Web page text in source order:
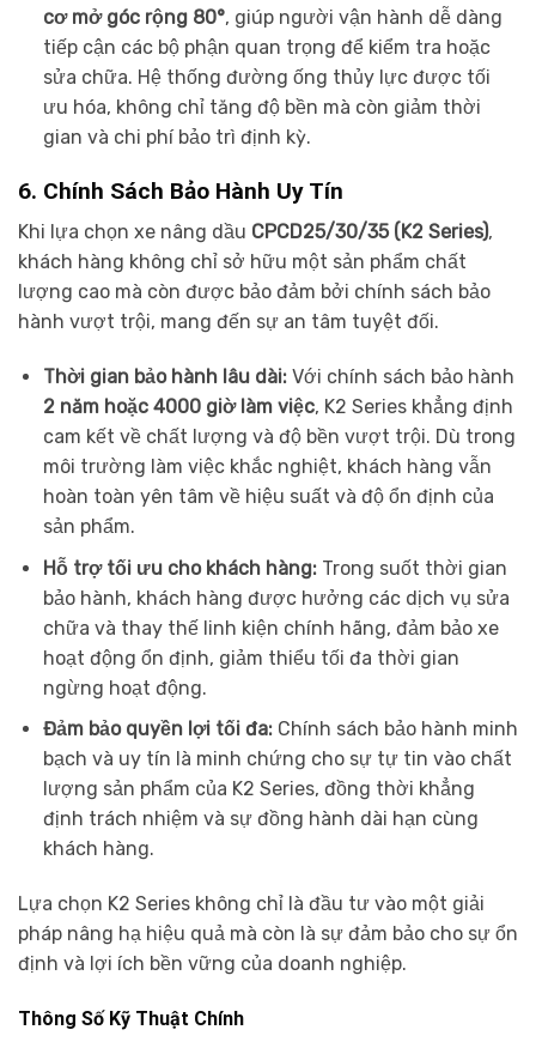
cơ mở góc rộng 80°, giúp người vận hành dễ dàng
tiếp cận các bộ phận quan trọng để kiểm tra hoặc
sửa chữa. Hệ thống đường ống thủy lực được tối
ưu hóa, không chỉ tăng độ bền mà còn giảm thời
gian và chi phí bảo trì định kỳ.
6. Chính Sách Bảo Hành Uy Tín
Khi lựa chọn xe nâng dầu CPCD25/30/35 (K2 Series),
khách hàng không chỉ sở hữu một sản phẩm chất
lượng cao mà còn được bảo đảm bởi chính sách bảo
hành vượt trội, mang đến sự an tâm tuyệt đối.
Thời gian bảo hành lâu dài: Với chính sách bảo hành
2 năm hoặc 4000 giờ làm việc, K2 Series khẳng định
cam kết về chất lượng và độ bền vượt trội. Dù trong
môi trường làm việc khắc nghiệt, khách hàng vẫn
hoàn toàn yên tâm về hiệu suất và độ ổn định của
sản phẩm.
Hỗ trợ tối ưu cho khách hàng: Trong suốt thời gian
bảo hành, khách hàng được hưởng các dịch vụ sửa
chữa và thay thế linh kiện chính hãng, đảm bảo xe
hoạt động ổn định, giảm thiểu tối đa thời gian
ngừng hoạt động.
Đảm bảo quyền lợi tối đa: Chính sách bảo hành minh
bạch và uy tín là minh chứng cho sự tự tin vào chất
lượng sản phẩm của K2 Series, đồng thời khẳng
định trách nhiệm và sự đồng hành dài hạn cùng
khách hàng.
Lựa chọn K2 Series không chỉ là đầu tư vào một giải
pháp nâng hạ hiệu quả mà còn là sự đảm bảo cho sự ổn
định và lợi ích bền vững của doanh nghiệp.
Thông Số Kỹ Thuật Chính